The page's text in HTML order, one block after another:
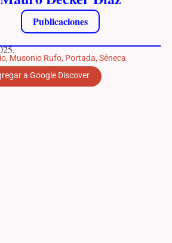
Publicaciones
, Musonio Rufo, Portada, Séneca
a Google Discover